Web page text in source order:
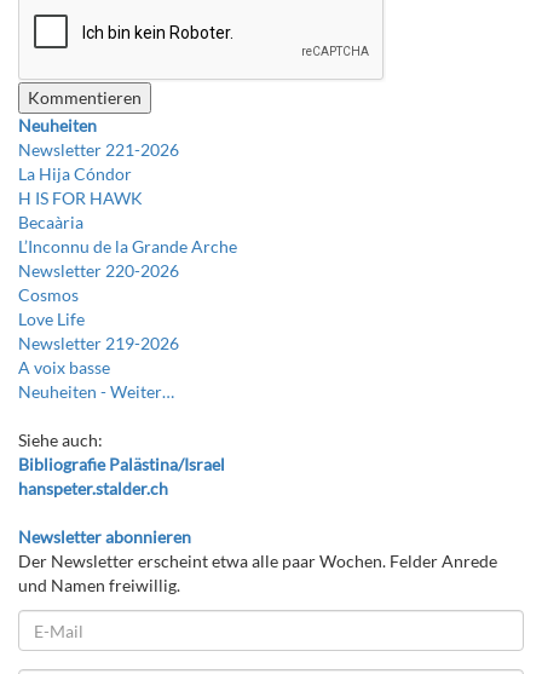
Neuheiten
Newsletter 221-2026
La Hija Cóndor
H IS FOR HAWK
Becaària
L’Inconnu de la Grande Arche
Newsletter 220-2026
Cosmos
Love Life
Newsletter 219-2026
A voix basse
Neuheiten -Weiter…
Siehe auch:
Bibliografie Palästina/Israel
hanspeter.stalder.ch
Newsletter abonnieren
Der Newsletter erscheint etwa alle paar Wochen. Felder Anrede
und Namen freiwillig.